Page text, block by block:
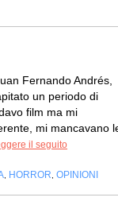
Fernando Andrés,
un periodo di
film ma mi
mi mancavano
il seguito
HORROR OPINIONI